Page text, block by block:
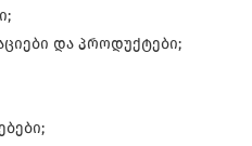
და პროდუქტები;